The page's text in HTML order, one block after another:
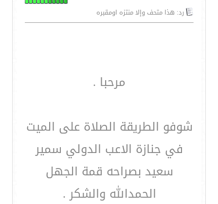
رد: هذا متحف وإلا منتزه اومقبره
مرحبا .
شوفو الطريقة الصلاة على الميت
في جنازة الاعب الدولي سمير
سعيد بصراحه قمة الجهل
الحمدالله والشكر .